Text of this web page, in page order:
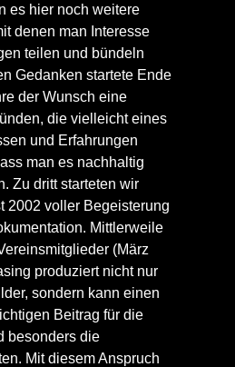
es hier noch weitere
denen man Interesse
teilen und bündeln
Gedanken startete Ende
der Wunsch eine
die vielleicht eines
und Erfahrungen
man es nachhaltig
Zu dritt starteten wir
2002 voller Begeisterung
Mittlerweile
(März
produziert nicht nur
sondern kann einen
Beitrag für die
besonders die
Mit diesem Anspruch